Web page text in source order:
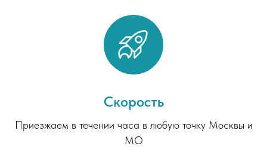
Скорость
Приезжаем в течении часа в любую точку Москвы и
МО